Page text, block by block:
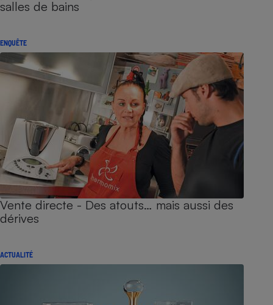
salles de bains
ENQUÊTE
Vente directe - Des atouts… mais aussi des
dérives
ACTUALITÉ